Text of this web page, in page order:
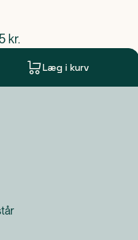
pris
kr.
Læg i kurv